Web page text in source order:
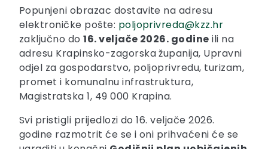
Popunjeni obrazac dostavite na adresu
elektroničke pošte: poljoprivreda@kzz.hr
zaključno do16. veljače 2026. godine ili na
adresu Krapinsko-zagorska županija, Upravni
odjel za gospodarstvo, poljoprivredu, turizam,
promet i komunalnu infrastruktura,
Magistratska 1, 49 000 Krapina.
Svi pristigli prijedlozi do 16. veljače 2026.
godine razmotrit će se i oni prihvaćeni će se